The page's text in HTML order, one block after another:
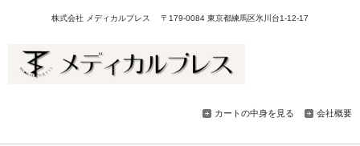
株式会社 メディカルプレス 〒179-0084 東京都練馬区氷川台1-12-17
カートの中身を見る 会社概要